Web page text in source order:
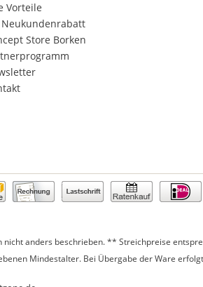
Vorteile
Neukundenrabatt
Store Borken
anders beschrieben. ** Streichpreise
Mindestalter. Bei Übergabe der Ware